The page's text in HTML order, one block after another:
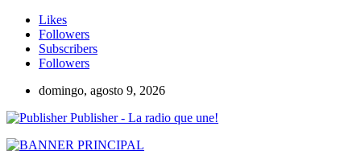
Likes
Followers
Subscribers
Followers
domingo, agosto 9, 2026
Publisher - La radio que une!